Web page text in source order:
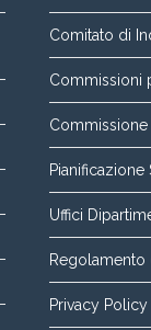
Comitato di
Commissioni
Commissione
Pianificazione
Uffici
Regolamento
Privacy Policy